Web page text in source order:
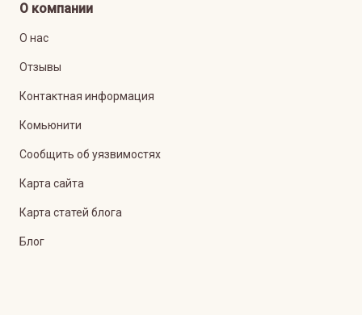
О компании
О нас
Отзывы
Контактная информация
Комьюнити
Сообщить об уязвимостях
Карта сайта
Карта статей блога
Блог